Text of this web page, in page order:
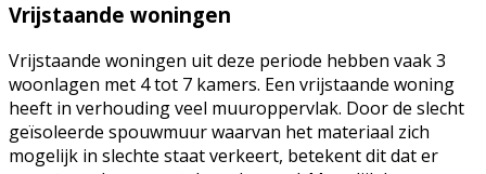
Vrijstaande woningen
Vrijstaande woningen uit deze periode hebben vaak 3
woonlagen met 4 tot 7 kamers. Een vrijstaande woning
heeft in verhouding veel muuroppervlak. Door de slecht
geïsoleerde spouwmuur waarvan het materiaal zich
mogelijk in slechte staat verkeert, betekent dit dat er